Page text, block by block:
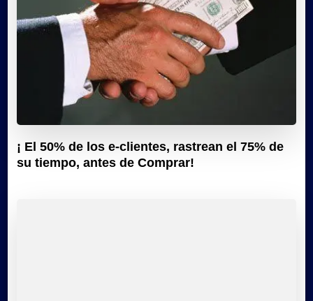
¡ El 50% de los e-clientes, rastrean el 75% de
su tiempo, antes de Comprar!